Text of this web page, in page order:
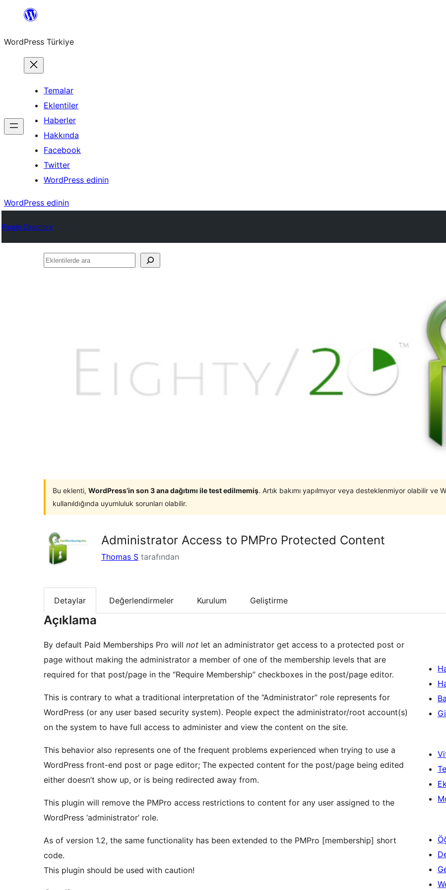
İçeriğe
WordPress Türkiye
Temalar
Eklentiler
Haberler
Hakkında
Facebook
Twitter
WordPress edinin
WordPress edinin
Plugin Directory
Eklentilerde
Bu eklenti, WordPress’in son 3 ana dağıtımı ile test edilmemiş. Artık bakımı yapılmıyor veya desteklenmiyor olabilir ve
kullanıldığında uyumluluk sorunları olabilir.
Administrator Access to PMPro Protected Content
Thomas S tarafından
Detaylar Değerlendirmeler Kurulum Geliştirme
Açıklama
By default Paid Memberships Pro will not let an administrator get access to a protected post or
page without making the administrator a member of one of the membership levels that are
required for that post/page in the “Require Membership” checkboxes in the post/page editor.
This is contrary to what a traditional interpretation of the “Administrator” role represents for
WordPress (or any user based security system). People expect the administrator/root account(s)
on the system to have full access to administer and view the content on the site.
This behavior also represents one of the frequent problems experienced when trying to use a
WordPress front-end post or page editor; The expected content for the post/page being edited
either doesn’t show up, or is being redirected away from.
This plugin will remove the PMPro access restrictions to content for any user assigned to the
WordPress ‘administrator’ role.
As of version 1.2, the same functionality has been extended to the PMPro [membership] short
code.
This plugin should be used with caution!